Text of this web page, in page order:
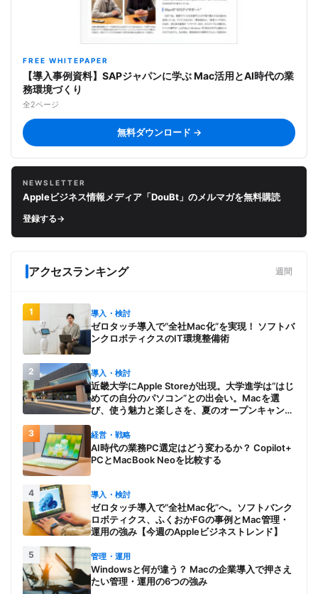
FREE WHITEPAPER
【導入事例資料】SAPジャパンに学ぶ Mac活用とAI時代の業
務環境づくり
全2ページ
無料ダウンロード →
NEWSLETTER
Appleビジネス情報メディア「DouBt」のメルマガを無料購読
登録する→
アクセスランキング 週間
1 導入・検討
ゼロタッチ導入で“全社Mac化”を実現！ ソフトバ
ンクロボティクスのIT環境整備術
2 導入・検討
近畿大学にApple Storeが出現。大学進学は“はじ
めての自分のパソコン”との出会い。Macを選
び、使う魅力と楽しさを、夏のオープンキャンパ
3 経営・戦略
AI時代の業務PC選定はどう変わるか？ Copilot+
PCとMacBook Neoを比較する
4 導入・検討
ゼロタッチ導入で“全社Mac化”へ。ソフトバンク
ロボティクス、ふくおかFGの事例とMac管理・
運用の強み【今週のAppleビジネストレンド】
5 管理・運用
Windowsと何が違う？ Macの企業導入で押さえ
たい管理・運用の6つの強み